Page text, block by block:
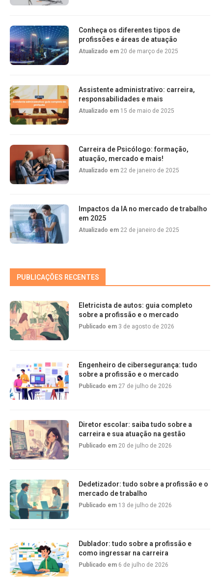
Conheça os diferentes tipos de
profissões e áreas de atuação
Atualizado em 20 de março de 2025
Assistente administrativo: carreira,
responsabilidades e mais
Atualizado em 15 de maio de 2025
Carreira de Psicólogo: formação,
atuação, mercado e mais!
Atualizado em 22 de janeiro de 2025
Impactos da IA no mercado de trabalho
em 2025
Atualizado em 22 de janeiro de 2025
PUBLICAÇÕES RECENTES
Eletricista de autos: guia completo
sobre a profissão e o mercado
Publicado em 3 de agosto de 2026
Engenheiro de cibersegurança: tudo
sobre a profissão e o mercado
Publicado em 27 de julho de 2026
Diretor escolar: saiba tudo sobre a
carreira e sua atuação na gestão
Publicado em 20 de julho de 2026
Dedetizador: tudo sobre a profissão e o
mercado de trabalho
Publicado em 13 de julho de 2026
Dublador: tudo sobre a profissão e
como ingressar na carreira
Publicado em 6 de julho de 2026